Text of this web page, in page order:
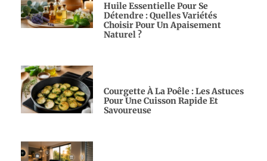
Huile Essentielle Pour Se
Détendre : Quelles Variétés
Choisir Pour Un Apaisement
Naturel ?
Courgette À La Poêle : Les Astuces
Pour Une Cuisson Rapide Et
Savoureuse